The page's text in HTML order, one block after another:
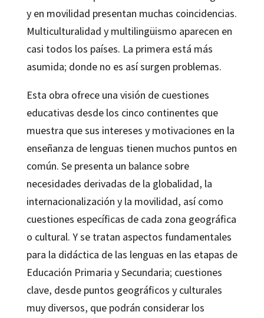
y en movilidad presentan muchas coincidencias.
Multiculturalidad y multilingüismo aparecen en
casi todos los países. La primera está más
asumida; donde no es así surgen problemas.
Esta obra ofrece una visión de cuestiones
educativas desde los cinco continentes que
muestra que sus intereses y motivaciones en la
enseñanza de lenguas tienen muchos puntos en
común. Se presenta un balance sobre
necesidades derivadas de la globalidad, la
internacionalización y la movilidad, así como
cuestiones específicas de cada zona geográfica
o cultural. Y se tratan aspectos fundamentales
para la didáctica de las lenguas en las etapas de
Educación Primaria y Secundaria; cuestiones
clave, desde puntos geográficos y culturales
muy diversos, que podrán considerar los